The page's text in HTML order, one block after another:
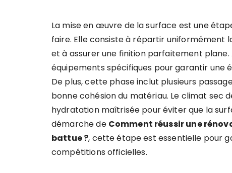
La mise en œuvre de la surface est une
faire. Elle consiste à répartir
et à assurer une finition parfaitement plane.
équipements spécifiques pour garantir une
De plus, cette phase inclut plusieurs
bonne cohésion du matériau. Le climat sec
hydratation maîtrisée pour éviter que la
démarche de Comment réussir une
battue ?, cette étape est essentielle pour
compétitions officielles.